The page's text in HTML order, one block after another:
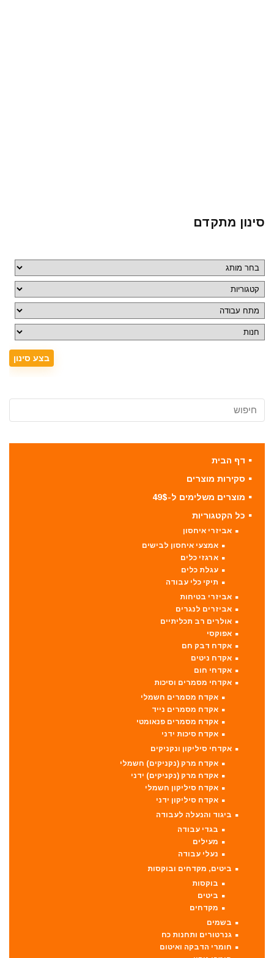
סינון מתקדם
דף הבית
סקירות מוצרים
מוצרים משלימים ל-49$
כל הקטגוריות
אביזרי איחסון
אמצעי איחסון לבישים
ארגזי כלים
עגלת כלים
תיקי כלי עבודה
אביזרי בטיחות
אביזרים לנגרים
אולרים רב תכליתיים
אפוקסי
אקדח דבק חם
אקדח ניטים
אקדחי חום
אקדחי מסמרים וסיכות
אקדח מסמרים חשמלי
אקדח מסמרים נייד
אקדח מסמרים פנאומטי
אקדח סיכות ידני
אקדחי סיליקון ונקניקים
אקדח מרק (נקניקים) חשמלי
אקדח מרק (נקניקים) ידני
אקדח סיליקון חשמלי
אקדח סיליקון ידני
ביגוד והנעלה לעבודה
בגדי עבודה
מעילים
נעלי עבודה
ביטים, מקדחים ובוקסות
בוקסות
ביטים
מקדחים
בשמים
גנרטורים ותחנות כח
חומרי הדבקה ואיטום